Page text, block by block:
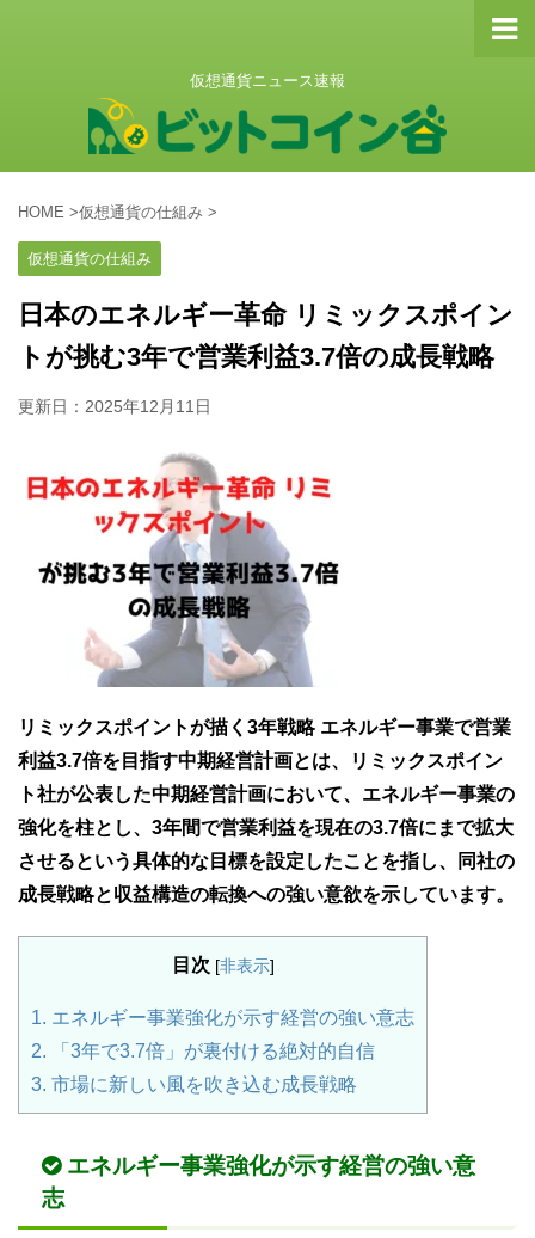
仮想通貨ニュース速報
HOME >仮想通貨の仕組み >
仮想通貨の仕組み
日本のエネルギー革命 リミックスポイン
トが挑む3年で営業利益3.7倍の成長戦略
更新日： 2025年12月11日
リミックスポイントが描く3年戦略 エネルギー事業で営業
利益3.7倍を目指す中期経営計画とは、リミックスポイン
ト社が公表した中期経営計画において、エネルギー事業の
強化を柱とし、3年間で営業利益を現在の3.7倍にまで拡大
させるという具体的な目標を設定したことを指し、同社の
成長戦略と収益構造の転換への強い意欲を示しています。
目次 [非表示]
1. エネルギー事業強化が示す経営の強い意志
2. 「3年で3.7倍」が裏付ける絶対的自信
3. 市場に新しい風を吹き込む成長戦略
エネルギー事業強化が示す経営の強い意
志